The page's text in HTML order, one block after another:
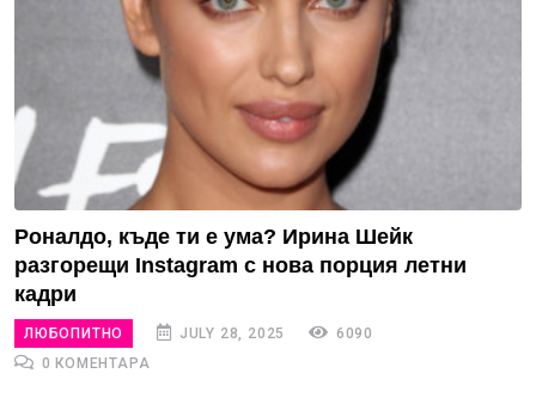
Роналдо, къде ти е ума? Ирина Шейк
разгорещи Instagram с нова порция летни
кадри
ЛЮБОПИТНО JULY 28, 2025
6090
0 КОМЕНТАРА